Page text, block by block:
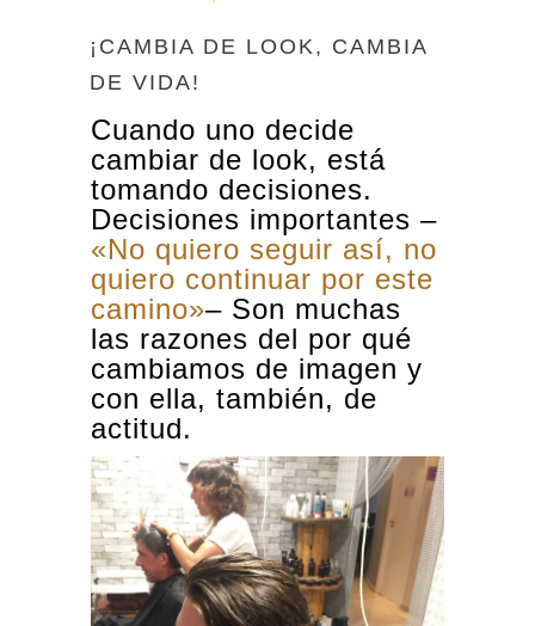
¡CAMBIA DE LOOK, CAMBIA
DE VIDA!
Cuando uno decide
cambiar de look, está
tomando decisiones.
Decisiones importantes –
«No quiero seguir así, no
quiero continuar por este
camino»– Son muchas
las razones del por qué
cambiamos de imagen y
con ella, también, de
actitud.